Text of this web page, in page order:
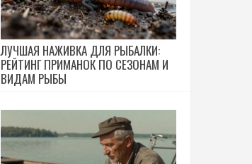
ЛУЧШАЯ НАЖИВКА ДЛЯ РЫБАЛКИ:
РЕЙТИНГ ПРИМАНОК ПО СЕЗОНАМ И
ВИДАМ РЫБЫ